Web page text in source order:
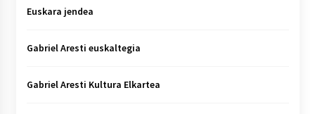
Euskara jendea
Gabriel Aresti euskaltegia
Gabriel Aresti Kultura Elkartea